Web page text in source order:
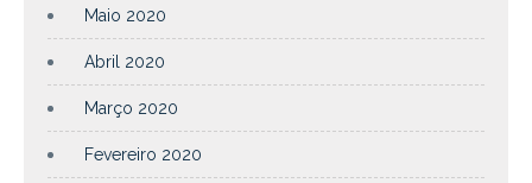
Maio 2020
Abril 2020
Março 2020
Fevereiro 2020